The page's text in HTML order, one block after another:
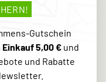
Gutschein
5,00 €und
und Rabatte